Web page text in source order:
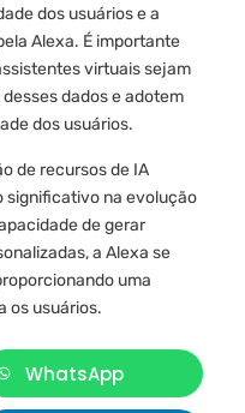
dos usuários e a
Alexa. É importante
virtuais sejam
dados e adotem
dos usuários.
de recursos de IA
significativo na evolução
de gerar
a Alexa se
uma
os usuários.
WhatsApp